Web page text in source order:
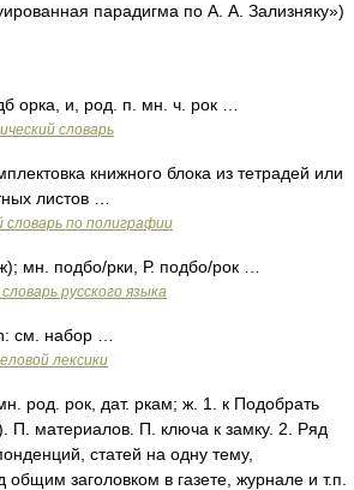
парадигма по А. А. Зализняку»)
орка, и, род. п. мн. ч. рок …
словарь
книжного блока из тетрадей или
листов …
по полиграфии
мн. подбо/рки, Р. подбо/рок …
русского языка
см. набор …
лексики
род. рок, дат. ркам; ж. 1. к Подобрать
П. материалов. П. ключа к замку. 2. Ряд
статей на одну тему,
заголовком в газете, журнале и т.п.